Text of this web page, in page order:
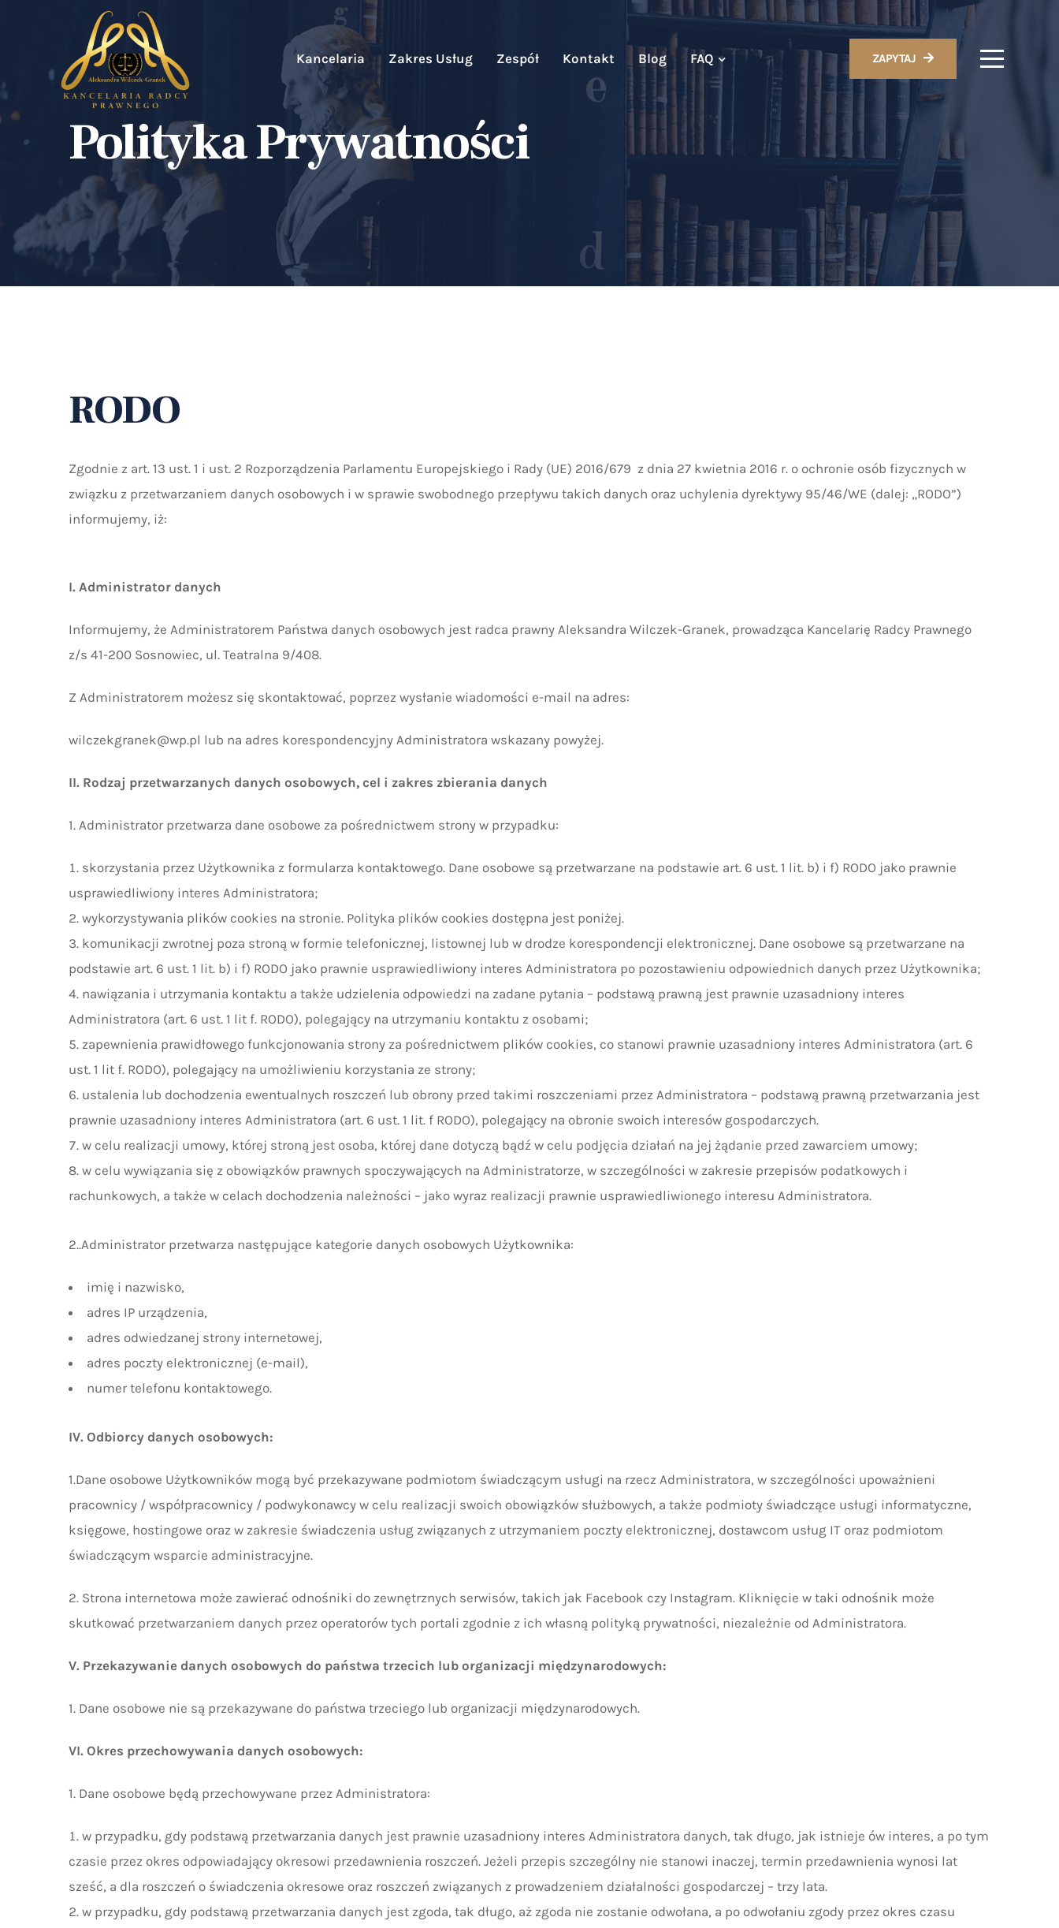
Kancelaria Zakres Usług Zespół Kontakt Blog FAQ ZAPYTAJ
Polityka Prywatności
RODO
Zgodnie z art. 13 ust. 1 i ust. 2 Rozporządzenia Parlamentu Europejskiego i Rady (UE) 2016/679 z dnia 27 kwietnia 2016 r. o ochronie osób fizycznych w
związku z przetwarzaniem danych osobowych i w sprawie swobodnego przepływu takich danych oraz uchylenia dyrektywy 95/46/WE (dalej: „RODO”)
informujemy, iż:
I. Administrator danych
Informujemy, że Administratorem Państwa danych osobowych jest radca prawny Aleksandra Wilczek-Granek, prowadząca Kancelarię Radcy Prawnego
z/s 41-200 Sosnowiec, ul. Teatralna 9/408.
Z Administratorem możesz się skontaktować, poprzez wysłanie wiadomości e-mail na adres:
wilczekgranek@wp.pl lub na adres korespondencyjny Administratora wskazany powyżej.
II. Rodzaj przetwarzanych danych osobowych, cel i zakres zbierania danych
1. Administrator przetwarza dane osobowe za pośrednictwem strony w przypadku:
skorzystania przez Użytkownika z formularza kontaktowego. Dane osobowe są przetwarzane na podstawie art. 6 ust. 1 lit. b) i f) RODO jako prawnie
usprawiedliwiony interes Administratora;
wykorzystywania plików cookies na stronie. Polityka plików cookies dostępna jest poniżej.
komunikacji zwrotnej poza stroną w formie telefonicznej, listownej lub w drodze korespondencji elektronicznej. Dane osobowe są przetwarzane na
podstawie art. 6 ust. 1 lit. b) i f) RODO jako prawnie usprawiedliwiony interes Administratora po pozostawieniu odpowiednich danych przez Użytkownika;
nawiązania i utrzymania kontaktu a także udzielenia odpowiedzi na zadane pytania – podstawą prawną jest prawnie uzasadniony interes
Administratora (art. 6 ust. 1 lit f. RODO), polegający na utrzymaniu kontaktu z osobami;
zapewnienia prawidłowego funkcjonowania strony za pośrednictwem plików cookies, co stanowi prawnie uzasadniony interes Administratora (art. 6
ust. 1 lit f. RODO), polegający na umożliwieniu korzystania ze strony;
ustalenia lub dochodzenia ewentualnych roszczeń lub obrony przed takimi roszczeniami przez Administratora – podstawą prawną przetwarzania jest
prawnie uzasadniony interes Administratora (art. 6 ust. 1 lit. f RODO), polegający na obronie swoich interesów gospodarczych.
w celu realizacji umowy, której stroną jest osoba, której dane dotyczą bądź w celu podjęcia działań na jej żądanie przed zawarciem umowy;
w celu wywiązania się z obowiązków prawnych spoczywających na Administratorze, w szczególności w zakresie przepisów podatkowych i
rachunkowych, a także w celach dochodzenia należności – jako wyraz realizacji prawnie usprawiedliwionego interesu Administratora.
2..Administrator przetwarza następujące kategorie danych osobowych Użytkownika:
imię i nazwisko,
adres IP urządzenia,
adres odwiedzanej strony internetowej,
adres poczty elektronicznej (e-mail),
numer telefonu kontaktowego.
IV. Odbiorcy danych osobowych:
1.Dane osobowe Użytkowników mogą być przekazywane podmiotom świadczącym usługi na rzecz Administratora, w szczególności upoważnieni
pracownicy / współpracownicy / podwykonawcy w celu realizacji swoich obowiązków służbowych, a także podmioty świadczące usługi informatyczne,
księgowe, hostingowe oraz w zakresie świadczenia usług związanych z utrzymaniem poczty elektronicznej, dostawcom usług IT oraz podmiotom
świadczącym wsparcie administracyjne.
2. Strona internetowa może zawierać odnośniki do zewnętrznych serwisów, takich jak Facebook czy Instagram. Kliknięcie w taki odnośnik może
skutkować przetwarzaniem danych przez operatorów tych portali zgodnie z ich własną polityką prywatności, niezależnie od Administratora.
V. Przekazywanie danych osobowych do państwa trzecich lub organizacji międzynarodowych:
1. Dane osobowe nie są przekazywane do państwa trzeciego lub organizacji międzynarodowych.
VI. Okres przechowywania danych osobowych:
1. Dane osobowe będą przechowywane przez Administratora:
w przypadku, gdy podstawą przetwarzania danych jest prawnie uzasadniony interes Administratora danych, tak długo, jak istnieje ów interes, a po tym
czasie przez okres odpowiadający okresowi przedawnienia roszczeń. Jeżeli przepis szczególny nie stanowi inaczej, termin przedawnienia wynosi lat
sześć, a dla roszczeń o świadczenia okresowe oraz roszczeń związanych z prowadzeniem działalności gospodarczej – trzy lata.
w przypadku, gdy podstawą przetwarzania danych jest zgoda, tak długo, aż zgoda nie zostanie odwołana, a po odwołaniu zgody przez okres czasu